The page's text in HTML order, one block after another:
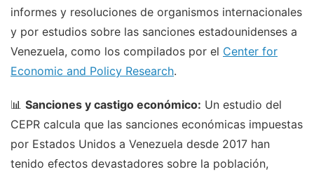
informes y resoluciones de organismos internacionales
y por estudios sobre las sanciones estadounidenses a
Venezuela, como los compilados por el Center for
Economic and Policy Research.
📊 Sanciones y castigo económico: Un estudio del
CEPR calcula que las sanciones económicas impuestas
por Estados Unidos a Venezuela desde 2017 han
tenido efectos devastadores sobre la población,